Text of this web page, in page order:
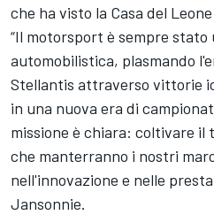
che ha visto la Casa del
“Il motorsport è sempre
automobilistica, plasmando
Stellantis attraverso vittorie
in una nuova era di
missione è chiara: coltivare il
che manterranno i nostri
nell'innovazione e nelle
Jansonnie.